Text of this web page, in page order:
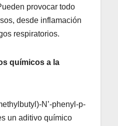
provocar todo
desde inflamación
respiratorios.
químicos a la
N’-phenyl-p-
un aditivo químico